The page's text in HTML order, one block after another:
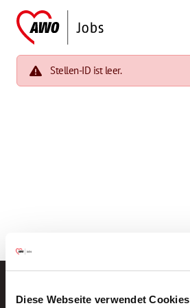
Diese Webseite verwendet Cookies
Stellen-ID ist leer.